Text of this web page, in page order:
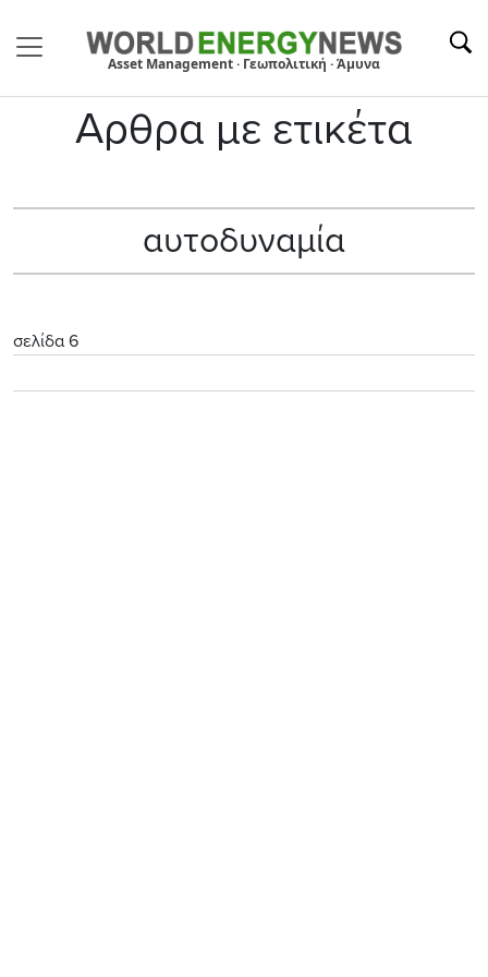
Asset Management · Γεωπολιτική · Άμυνα
Αρθρα με ετικέτα
αυτοδυναμία
σελίδα 6